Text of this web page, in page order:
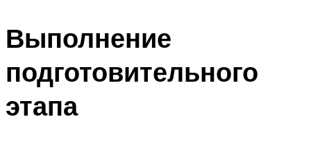
Выполнение
подготовительного
этапа